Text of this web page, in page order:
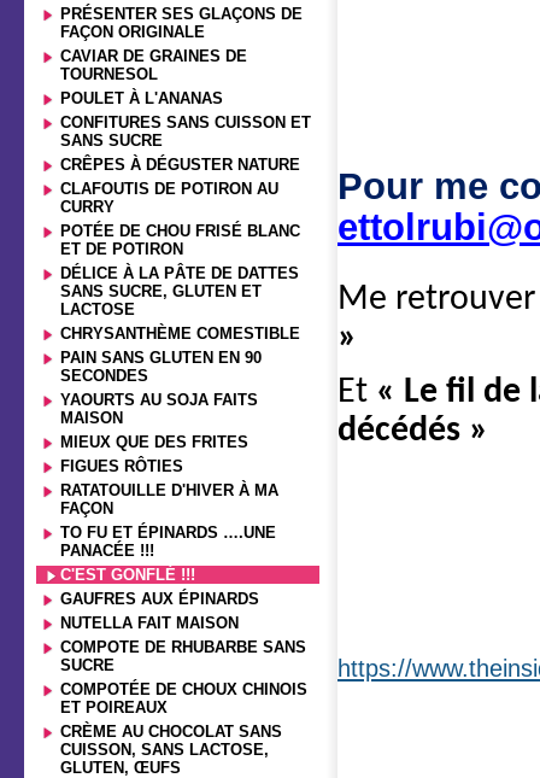
PRÉSENTER SES GLAÇONS DE
FAÇON ORIGINALE
CAVIAR DE GRAINES DE
TOURNESOL
POULET À L'ANANAS
CONFITURES SANS CUISSON ET
SANS SUCRE
CRÊPES À DÉGUSTER NATURE
CLAFOUTIS DE POTIRON AU
CURRY
POTÉE DE CHOU FRISÉ BLANC
ET DE POTIRON
DÉLICE À LA PÂTE DE DATTES
SANS SUCRE, GLUTEN ET
LACTOSE
CHRYSANTHÈME COMESTIBLE
PAIN SANS GLUTEN EN 90
SECONDES
YAOURTS AU SOJA FAITS
MAISON
MIEUX QUE DES FRITES
FIGUES RÔTIES
RATATOUILLE D'HIVER À MA
FAÇON
TO FU ET ÉPINARDS ….UNE
PANACÉE !!!
C'EST GONFLÉ !!!
GAUFRES AUX ÉPINARDS
NUTELLA FAIT MAISON
COMPOTE DE RHUBARBE SANS
SUCRE
COMPOTÉE DE CHOUX CHINOIS
ET POIREAUX
CRÈME AU CHOCOLAT SANS
CUISSON, SANS LACTOSE,
GLUTEN, ŒUFS
Pour me
Me
»
Et « Le fil de
décédés »
https://